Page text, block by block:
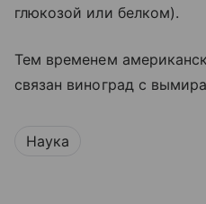
глюкозой или белком).
Тем временем
связан виноград с
Наука